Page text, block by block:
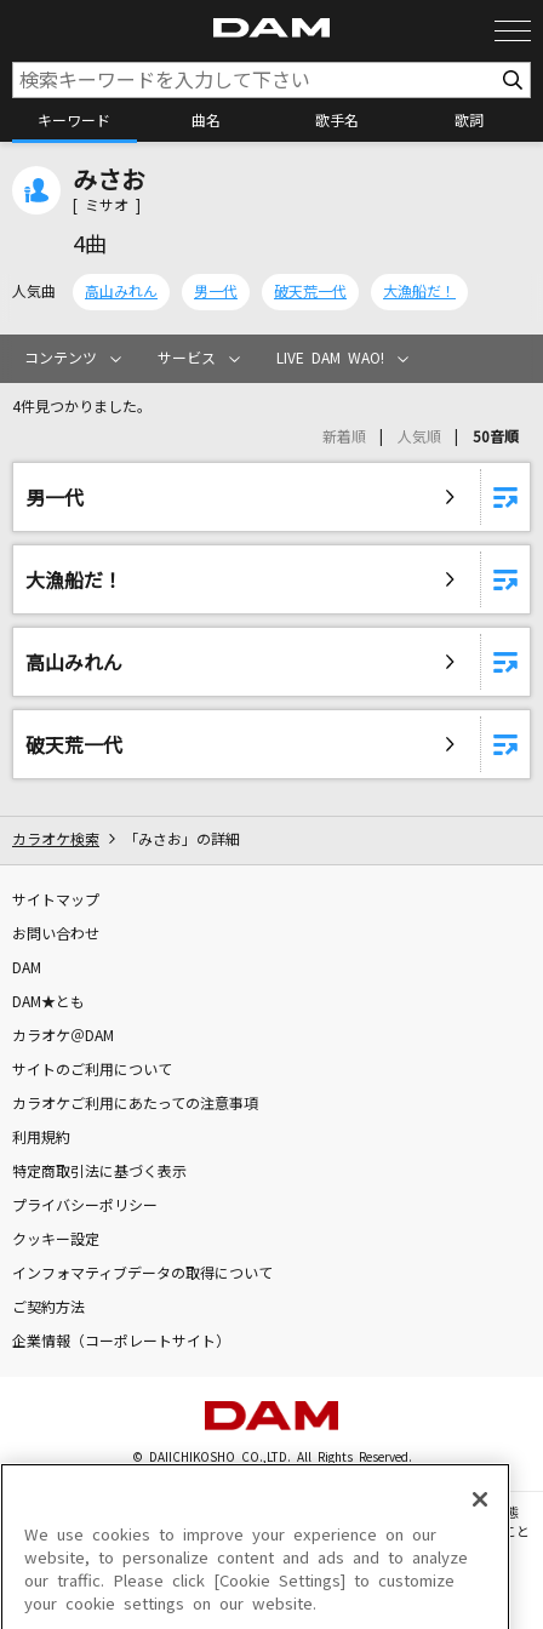
キーワード 曲名 歌手名 歌詞
カラオケリクエスト
[生音]No.1
DISH//
RADWIMPS
楓
[生音]Tomorrow never knows
[生音]さよならエレジー
菅田将暉
JUST COMMUNICATION
TWO-MIX
[生音]ラブ・ストーリーは突然に
もっと見る
DAMの新曲・ランキングなど
カラオケ最新情報をチェック！
みさお
[ ミサオ ]
4曲
人気曲 高山みれん 男一代 破天荒一代 大漁船だ！
コンテンツ サービス LIVE DAM WAO!
4件見つかりました。
新着順 人気順 50音順
男一代
大漁船だ！
高山みれん
破天荒一代
カラオケ検索 「みさお」の詳細
サイトマップ
お問い合わせ
DAM
DAM★とも
カラオケ＠DAM
サイトのご利用について
カラオケご利用にあたっての注意事項
利用規約
特定商取引法に基づく表示
プライバシーポリシー
クッキー設定
インフォマティブデータの取得について
ご契約方法
企業情報（コーポレートサイト）
© DAIICHIKOSHO CO.,LTD. All Rights Reserved.
このサイトに掲載されている一切の文章・画像・写真・動画・音声等を、手段や形態
を問わず、著作権法の定める範囲を超えて無断で複製、転載、ファイル化などすること
を禁じます。
楽曲及びコンテンツは、機種によりご利用いただけない場合があります。
楽曲及びコンテンツの配信日、配信内容が変更になる場合があります。
We use cookies to improve your experience on our
website, to personalize content and ads and to analyze
our traffic. Please click [Cookie Settings] to customize
your cookie settings on our website.